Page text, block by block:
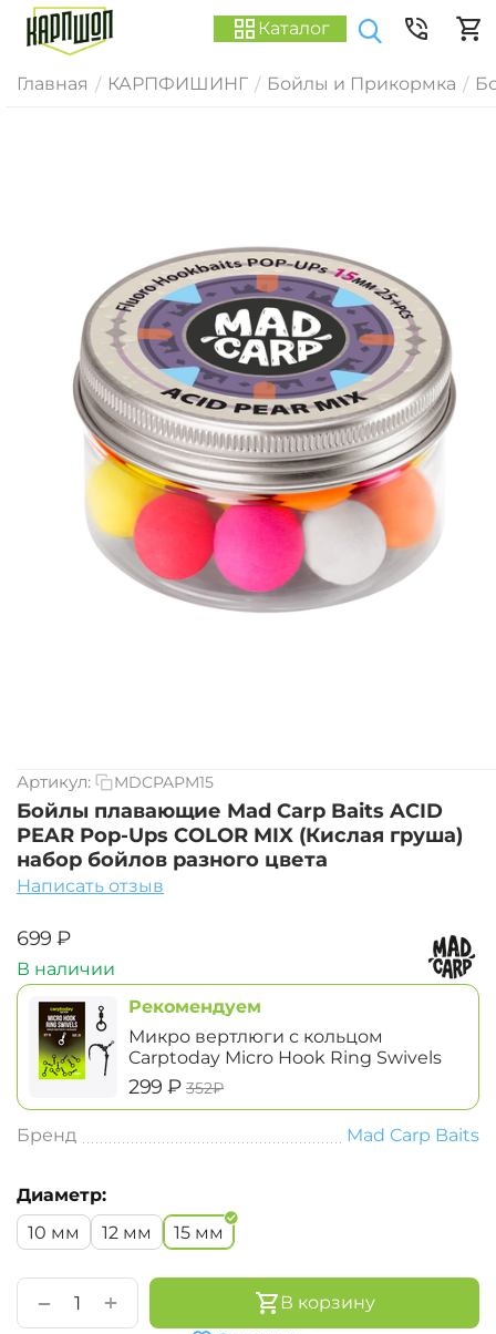
Каталог
Главная / КАРПФИШИНГ / Бойлы и Прикормка /
Артикул: MDCPAPM15
Бойлы плавающие Mad Carp Baits ACID
PEAR Pop-Ups COLOR MIX (Кислая груша)
набор бойлов разного цвета
Написать отзыв
‍699‍ ₽
В наличии
Рекомендуем
Микро вертлюги с кольцом
Carptoday Micro Hook Ring Swivels
‍299‍ ₽ ‍352‍₽
Бренд Mad Carp Baits
Диаметр:
10 мм
12 мм 15 мм
+
−
В корзину